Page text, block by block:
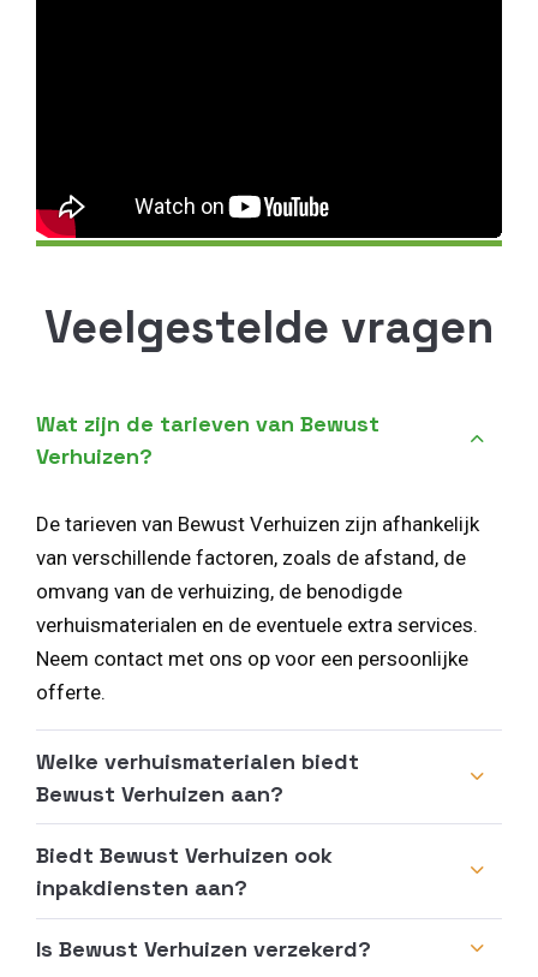
Veelgestelde vragen
Wat zijn de tarieven van Bewust
Verhuizen?
De tarieven van Bewust Verhuizen zijn afhankelijk
van verschillende factoren, zoals de afstand, de
omvang van de verhuizing, de benodigde
verhuismaterialen en de eventuele extra services.
Neem contact met ons op voor een persoonlijke
offerte.
Welke verhuismaterialen biedt
Bewust Verhuizen aan?
Biedt Bewust Verhuizen ook
inpakdiensten aan?
Is Bewust Verhuizen verzekerd?